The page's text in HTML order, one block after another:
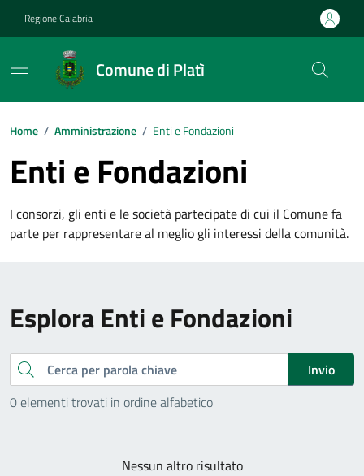
Regione Calabria
Comune di Platì
Home / Amministrazione / Enti e Fondazioni
Enti e Fondazioni
I consorzi, gli enti e le società partecipate di cui il Comune fa
parte per rappresentare al meglio gli interessi della comunità.
Esplora Enti e Fondazioni
Cerca
Invio
0 elementi trovati in ordine alfabetico
Nessun altro risultato